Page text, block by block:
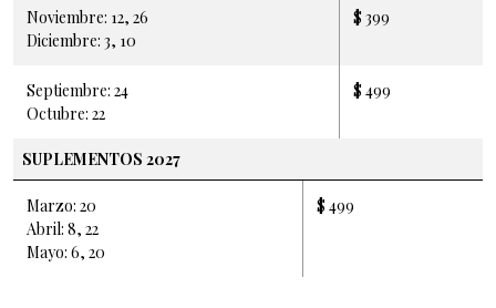
Noviembre: 12, 26
Diciembre: 3, 10
$ 399
Septiembre: 24
Octubre: 22
$ 499
SUPLEMENTOS 2027
Marzo: 20
Abril: 8, 22
Mayo: 6, 20
$ 499